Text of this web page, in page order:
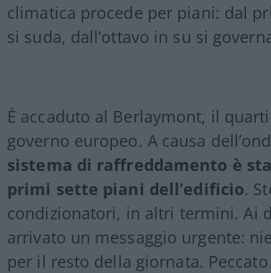
climatica procede per piani: dal
si suda, dall’ottavo in su si
È accaduto al Berlaymont, il
governo europeo. A causa
sistema di raffreddamento è
primi sette piani dell’edificio.
condizionatori, in altri termini. Ai
arrivato un messaggio urgente:
per il resto della giornata.